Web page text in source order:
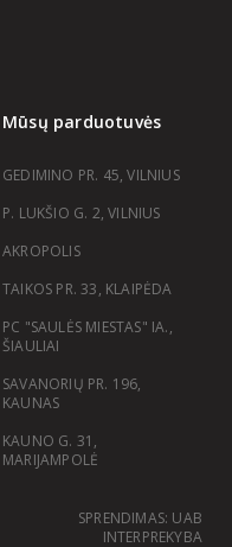
Mūsų parduotuvės
GEDIMINO PR. 45, VILNIUS
P. LUKŠIO G. 2, VILNIUS
AKROPOLIS
TAIKOS PR. 33, KLAIPĖDA
PC "SAULĖS MIESTAS" IA.,
ŠIAULIAI
SAVANORIŲ PR. 196,
KAUNAS
KAUNO G. 31,
MARIJAMPOLĖ
SPRENDIMAS: UAB
INTERPREKYBA